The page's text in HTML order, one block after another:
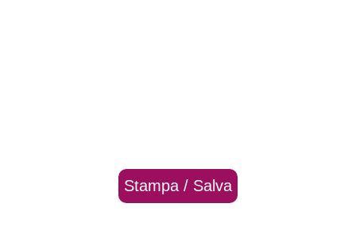
Stampa / Salva